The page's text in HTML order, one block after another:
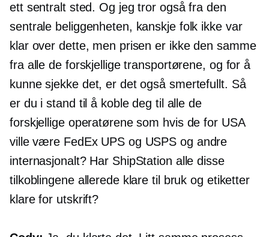
ett sentralt sted. Og jeg tror også fra den
sentrale beliggenheten, kanskje folk ikke var
klar over dette, men prisen er ikke den samme
fra alle de forskjellige transportørene, og for å
kunne sjekke det, er det også smertefullt. Så
er du i stand til å koble deg til alle de
forskjellige operatørene som hvis de for USA
ville være FedEx UPS og USPS og andre
internasjonalt? Har ShipStation alle disse
tilkoblingene allerede klare til bruk og etiketter
klare for utskrift?